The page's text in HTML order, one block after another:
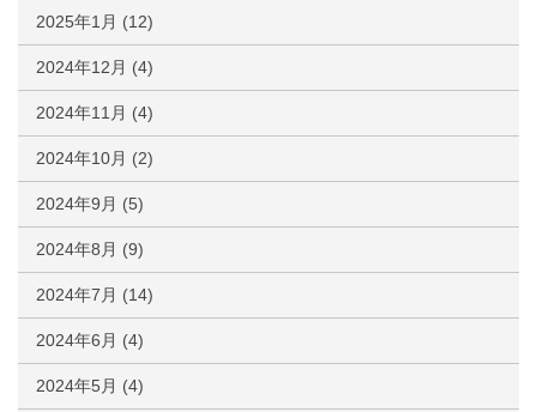
2025年1月 (12)
2024年12月 (4)
2024年11月 (4)
2024年10月 (2)
2024年9月 (5)
2024年8月 (9)
2024年7月 (14)
2024年6月 (4)
2024年5月 (4)